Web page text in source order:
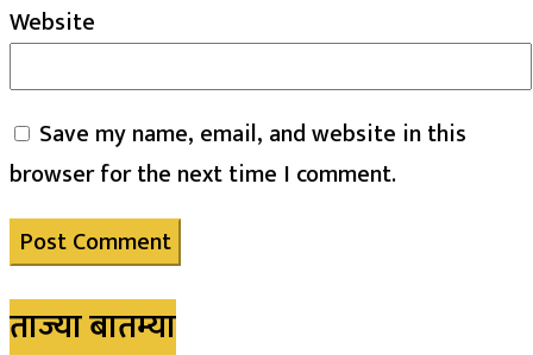
Website
Save my name, email, and website in this
browser for the next time I comment.
ताज्या बातम्या